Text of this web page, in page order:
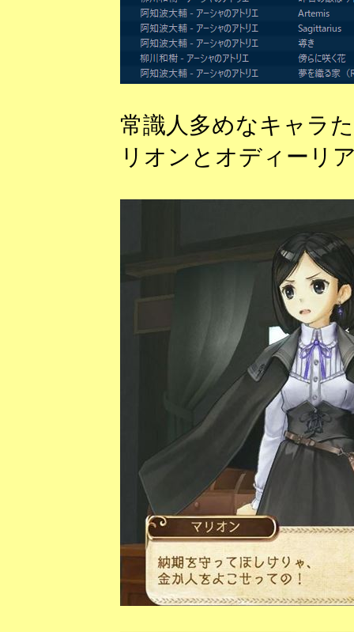
常識人多めなキャラ
リオンとオディーリ